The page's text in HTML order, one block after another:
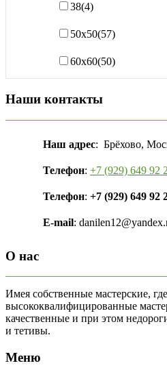
38(4)
50х50(57)
60х60(50)
Наши контакты
Наш адрес: Брёхово,
Телефон: +7 (929) 649 92
Телефон: +7 (929) 649 92
E-mail:
О нас
Имея собственные мастерские,
высококвалифицированные
качественные и при этом
и тетивы.
Меню